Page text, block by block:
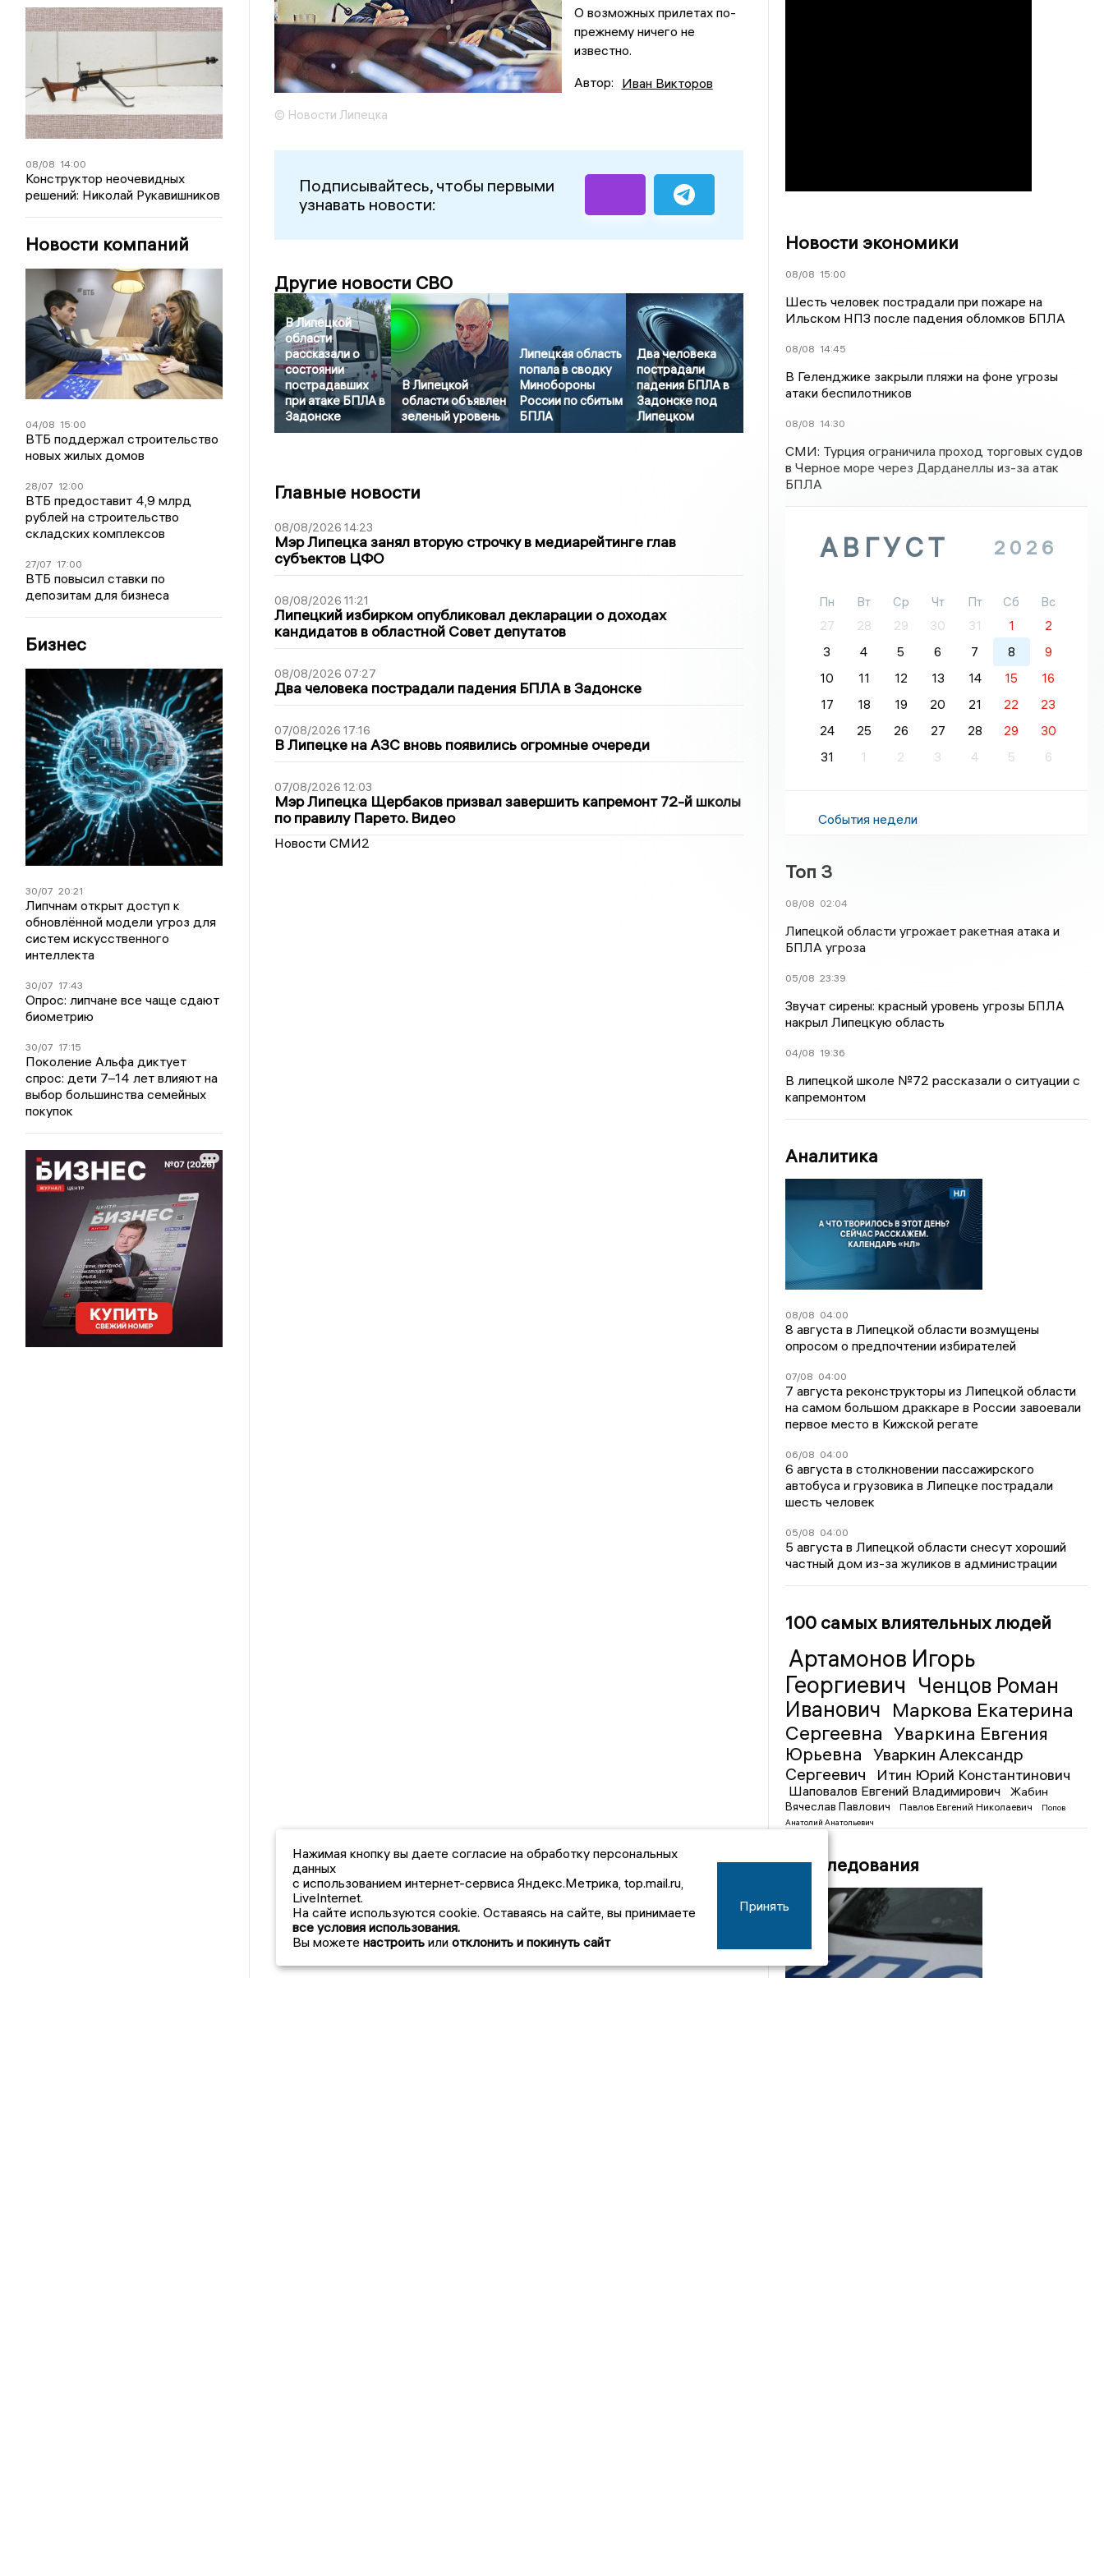
08/08 14:00
Конструктор неочевидных
решений: Николай Рукавишников
Новости компаний
04/08 15:00
ВТБ поддержал строительство
новых жилых домов
28/07 12:00
ВТБ предоставит 4,9 млрд
рублей на строительство
складских комплексов
27/07 17:00
ВТБ повысил ставки по
депозитам для бизнеса
Бизнес
30/07 20:21
Липчнам открыт доступ к
обновлённой модели угроз для
систем искусственного
интеллекта
30/07 17:43
Опрос: липчане все чаще сдают
биометрию
30/07 17:15
Поколение Альфа диктует
спрос: дети 7–14 лет влияют на
выбор большинства семейных
покупок
© Новости Липецка
О возможных прилетах по-
прежнему ничего не
известно.
Автор: Иван Викторов
Подписывайтесь, чтобы первыми
узнавать новости:
Другие новости СВО
В Липецкой
области
рассказали о
состоянии
пострадавших
при атаке БПЛА в
Задонске
В Липецкой
области объявлен
зеленый уровень
Липецкая область
попала в сводку
Минобороны
России по сбитым
БПЛА
Два человека
пострадали
падения БПЛА в
Задонске под
Липецком
Главные новости
08/08/2026 14:23
Мэр Липецка занял вторую строчку в медиарейтинге глав
субъектов ЦФО
08/08/2026 11:21
Липецкий избирком опубликовал декларации о доходах
кандидатов в областной Совет депутатов
08/08/2026 07:27
Два человека пострадали падения БПЛА в Задонске
07/08/2026 17:16
В Липецке на АЗС вновь появились огромные очереди
07/08/2026 12:03
Мэр Липецка Щербаков призвал завершить капремонт 72-й школы
по правилу Парето. Видео
Новости СМИ2
Новости экономики
08/08 15:00
Шесть человек пострадали при пожаре на
Ильском НПЗ после падения обломков БПЛА
08/08 14:45
В Геленджике закрыли пляжи на фоне угрозы
атаки беспилотников
08/08 14:30
СМИ: Турция ограничила проход торговых судов
в Черное море через Дарданеллы из-за атак
БПЛА
АВГУСТ 2026
Пн Вт Ср Чт Пт Сб
Вс
27
28 29 30 31 1
2
3
4 5 6 7 8
9
10
11 12 13 14 15
16
17
18 19 20 21 22
23
24
25 26 27 28 29
30
31
1 2 3 4 5 6
События недели
Топ 3
08/08 02:04
Липецкой области угрожает ракетная атака и
БПЛА угроза
05/08 23:39
Звучат сирены: красный уровень угрозы БПЛА
накрыл Липецкую область
04/08 19:36
В липецкой школе №72 рассказали о ситуации с
капремонтом
Аналитика
08/08 04:00
8 августа в Липецкой области возмущены
опросом о предпочтении избирателей
07/08 04:00
7 августа реконструкторы из Липецкой области
на самом большом драккаре в России завоевали
первое место в Кижской регате
06/08 04:00
6 августа в столкновении пассажирского
автобуса и грузовика в Липецке пострадали
шесть человек
05/08 04:00
5 августа в Липецкой области снесут хороший
частный дом из-за жуликов в администрации
100 самых влиятельных людей
Артамонов Игорь
Георгиевич Ченцов Роман
Иванович Маркова Екатерина
Сергеевна Уваркина Евгения
Юрьевна
Уваркин Александр
Сергеевич
Итин Юрий Константинович
Шаповалов Евгений Владимирович
Жабин
Вячеслав Павлович
Павлов Евгений Николаевич
Попов
Анатолий Анатольевич
Расследования
Нажимая кнопку вы даете согласие на обработку персональных
данных
с использованием интернет-сервиса Яндекс.Метрика, top.mail.ru,
LiveInternet.
На сайте используются cookie. Оставаясь на сайте, вы принимаете
все условия использования.
Вы можете настроить или отклонить и покинуть сайт
Принять